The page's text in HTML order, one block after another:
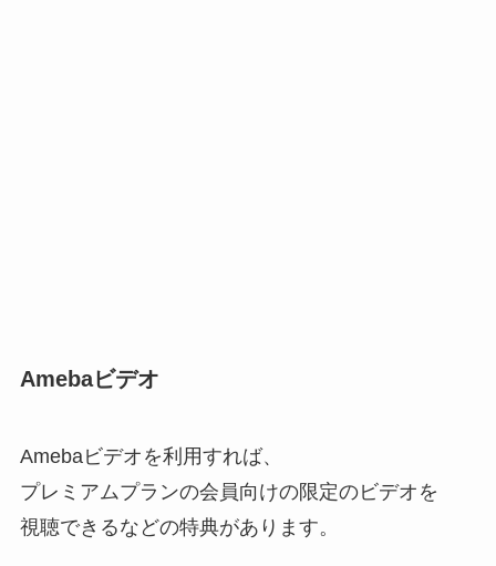
Amebaビデオ
Amebaビデオを利用すれば、
プレミアムプランの会員向けの限定のビデオを
視聴できるなどの特典があります。